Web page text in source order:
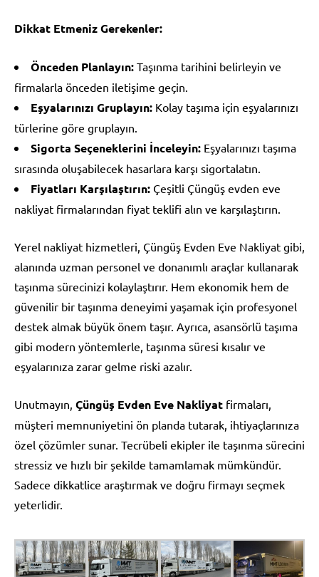
Dikkat Etmeniz Gerekenler:
Önceden Planlayın: Taşınma tarihini belirleyin ve
firmalarla önceden iletişime geçin.
Eşyalarınızı Gruplayın: Kolay taşıma için eşyalarınızı
türlerine göre gruplayın.
Sigorta Seçeneklerini İnceleyin: Eşyalarınızı taşıma
sırasında oluşabilecek hasarlara karşı sigortalatın.
Fiyatları Karşılaştırın: Çeşitli Çüngüş evden eve
nakliyat firmalarından fiyat teklifi alın ve karşılaştırın.
Yerel nakliyat hizmetleri, Çüngüş Evden Eve Nakliyat gibi,
alanında uzman personel ve donanımlı araçlar kullanarak
taşınma sürecinizi kolaylaştırır. Hem ekonomik hem de
güvenilir bir taşınma deneyimi yaşamak için profesyonel
destek almak büyük önem taşır. Ayrıca, asansörlü taşıma
gibi modern yöntemlerle, taşınma süresi kısalır ve
eşyalarınıza zarar gelme riski azalır.
Unutmayın, Çüngüş Evden Eve Nakliyat firmaları,
müşteri memnuniyetini ön planda tutarak, ihtiyaçlarınıza
özel çözümler sunar. Tecrübeli ekipler ile taşınma sürecini
stressiz ve hızlı bir şekilde tamamlamak mümkündür.
Sadece dikkatlice araştırmak ve doğru firmayı seçmek
yeterlidir.